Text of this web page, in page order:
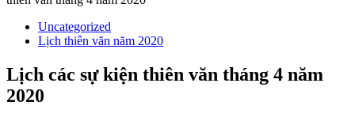
Uncategorized
Lịch thiên văn năm 2020
Lịch các sự kiện thiên văn tháng 4 năm
2020